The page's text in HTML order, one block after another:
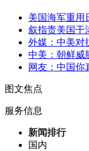
美国海军重用
叙指责美国干
外媒：中美对
中美：朝鲜威
网友：中国你
图文焦点
服务信息
新闻排行
国内